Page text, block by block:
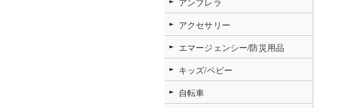
アクセサリー
エマージェンシー/防災用品
キッズ/ベビー
自転車